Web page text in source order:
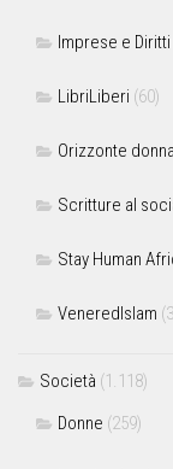
Imprese e Diritti
LibriLiberi (60)
Orizzonte donna
Scritture al
Stay Human
VeneredIslam
Società (1.118)
Donne (259)